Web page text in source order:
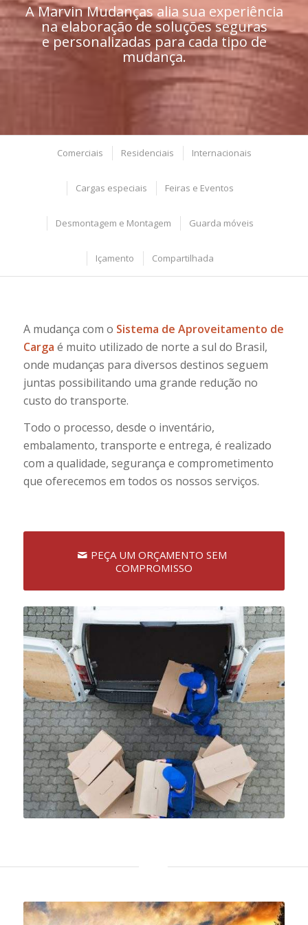
A Marvin Mudanças alia sua experiência
na elaboração de soluções seguras
e personalizadas para cada tipo de
mudança.
Comerciais Residenciais Internacionais
Cargas especiais Feiras e Eventos
Desmontagem e Montagem Guarda móveis
Içamento Compartilhada
A mudança com o Sistema de Aproveitamento de
Carga é muito utilizado de norte a sul do Brasil,
onde mudanças para diversos destinos seguem
juntas possibilitando uma grande redução no
custo do transporte.
Todo o processo, desde o inventário,
embalamento, transporte e entrega, é realizado
com a qualidade, segurança e comprometimento
que oferecemos em todos os nossos serviços.
PEÇA UM ORÇAMENTO SEM
COMPROMISSO